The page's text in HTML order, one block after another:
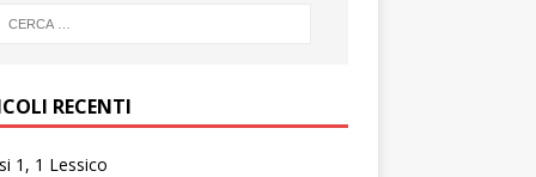
RECENTI
1, 1 Lessico